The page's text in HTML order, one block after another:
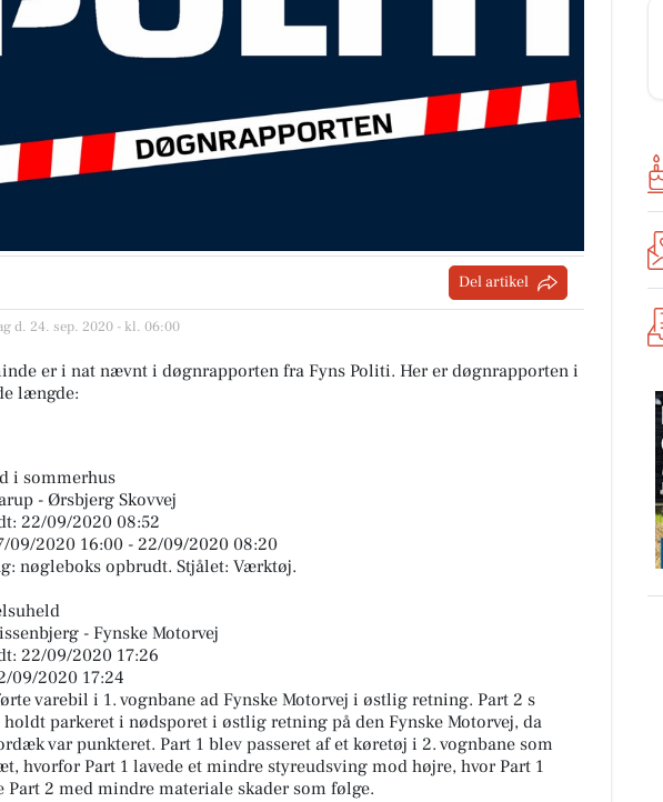
Del artikel
d. 24. sep. 2020 - kl. 06:00
er i nat nævnt i døgnrapporten fra Fyns Politi. Her er døgnrapporten i
længde:
i sommerhus
- Ørsbjerg Skovvej
22/09/2020 08:52
09/2020 16:00 - 22/09/2020 08:20
nøgleboks opbrudt. Stjålet: Værktøj.
- Fynske Motorvej
22/09/2020 17:26
09/2020 17:24
varebil i 1. vognbane ad Fynske Motorvej i østlig retning. Part 2 s
parkeret i nødsporet i østlig retning på den Fynske Motorvej, da
var punkteret. Part 1 blev passeret af et køretøj i 2. vognbane som
hvorfor Part 1 lavede et mindre styreudsving mod højre, hvor Part 1
Part 2 med mindre materiale skader som følge.